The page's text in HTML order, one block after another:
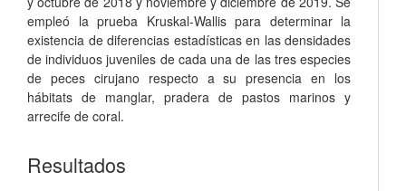
empleó la prueba Kruskal-Wallis para determinar la
existencia de diferencias estadísticas en las densidades
de individuos juveniles de cada una de las tres especies
de peces cirujano respecto a su presencia en los
hábitats de manglar, pradera de pastos marinos y
arrecife de coral.
Resultados